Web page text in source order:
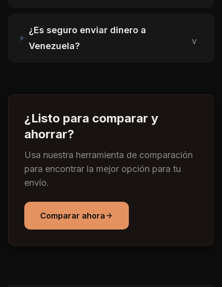
¿Es seguro enviar dinero a
Venezuela?
v
¿Listo para comparar y
ahorrar?
Usa nuestra herramienta de comparación
para encontrar la mejor opción para tu
envío.
Comparar ahora